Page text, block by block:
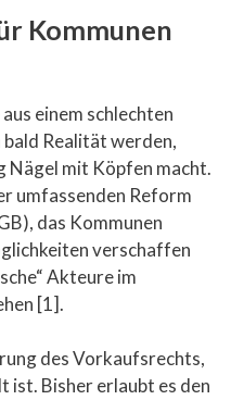
Kommunen
einem schlechten
bald Realität werden,
Nägel mit Köpfen macht.
umfassenden Reform
das Kommunen
verschaffen
Akteure im
[1].
des Vorkaufsrechts,
ist. Bisher erlaubt es den